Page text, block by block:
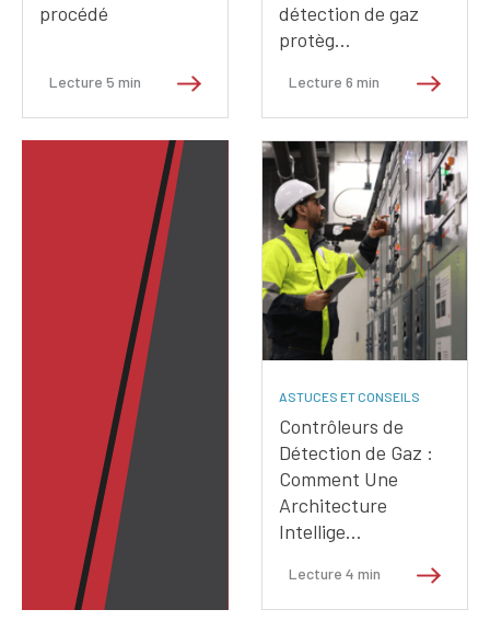
procédé
Lecture 5 min
détection de gaz
protèg…
Lecture 6 min
ASTUCES ET CONSEILS
Contrôleurs de
Détection de Gaz :
Comment Une
Architecture
Intellige…
Lecture 4 min